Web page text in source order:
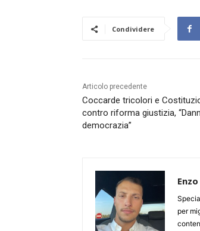
Condividere
Articolo precedente
Coccarde tricolori e
contro riforma giustizia,
democrazia”
per